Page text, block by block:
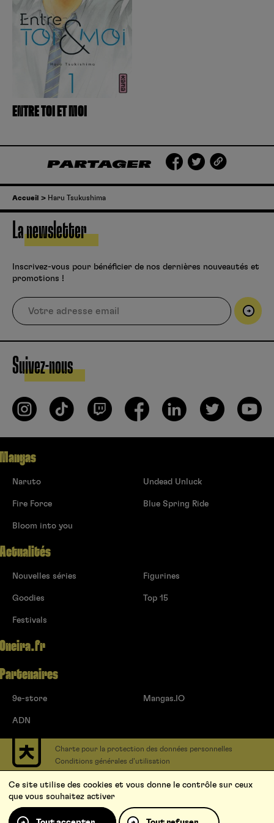
ENTRE TOI ET MOI
PARTAGER
Accueil Haru Tsukushima
La newsletter
Inscrivez-vous pour bénéficier de nos dernières nouveautés et
promotions !
Suivez-nous
Mangas
Naruto
Fire Force
Bloom into you
Undead Unluck
Blue Spring Ride
Actualités
Nouvelles séries
Goodies
Festivals
Figurines
Top 15
Oneira.fr
Partenaires
9e-store
ADN
Mangas.IO
Charte pour la protection des données personnelles
Conditions générales d’utilisation
Contact
Soumettre un projet
Proposer une série
Qui sommes-nous ?
Se connecter
Hunter x Hunter
Fire Force
Black Butler
Ce site utilise des cookies et vous donne le contrôle sur ceux
que vous souhaitez activer